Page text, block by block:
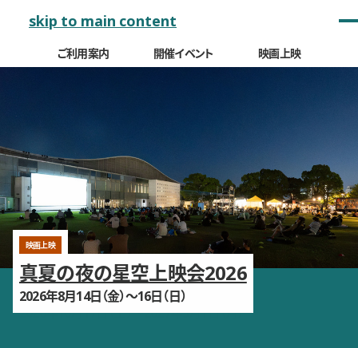
skip to main content
ご利用案内 開催イベント 映画上映
イベント
大友良英＋YCAM新作展
即興！
2026年10月17日（土）〜2027年3月1日（月）
映画上映
真夏の夜の星空上映会2026
2026年8月14日（金）〜16日（日）
映画上映 前売り券販売中
YCAM爆音映画祭2026
2026年8月27日（木）〜30日（日）